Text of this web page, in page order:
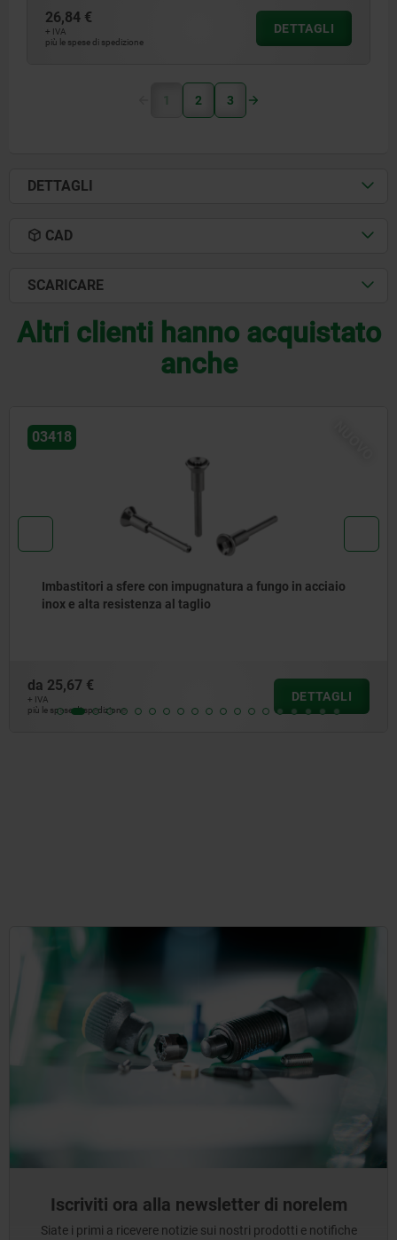
26,84 €
+ IVA
più le spese di spedizione
DETTAGLI
1 2 3
DETTAGLI
CAD
SCARICARE
Altri clienti hanno acquistato
anche
03415
Imbastitore a sfere con elevata resistenza al taglio
da 17,26 €
più le spese di spedizione
DETTAGLI
Iscriviti ora alla newsletter di norelem
Siate i primi a ricevere notizie sui nostri prodotti e notifiche